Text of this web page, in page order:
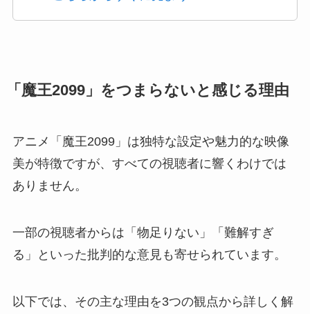
「魔王2099」をつまらないと感じる理由
アニメ「魔王2099」は独特な設定や魅力的な映像
美が特徴ですが、すべての視聴者に響くわけでは
ありません。
一部の視聴者からは「物足りない」「難解すぎ
る」といった批判的な意見も寄せられています。
以下では、その主な理由を3つの観点から詳しく解